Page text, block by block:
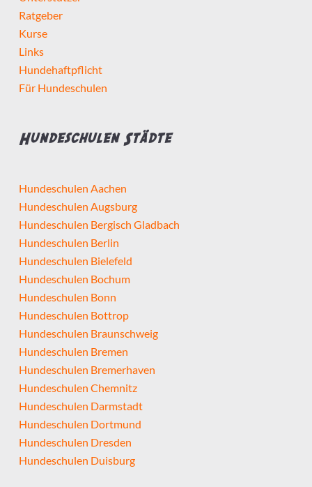
Ratgeber
Kurse
Links
Hundehaftpflicht
Für Hundeschulen
Hundeschulen Städte
Hundeschulen Aachen
Hundeschulen Augsburg
Hundeschulen Bergisch Gladbach
Hundeschulen Berlin
Hundeschulen Bielefeld
Hundeschulen Bochum
Hundeschulen Bonn
Hundeschulen Bottrop
Hundeschulen Braunschweig
Hundeschulen Bremen
Hundeschulen Bremerhaven
Hundeschulen Chemnitz
Hundeschulen Darmstadt
Hundeschulen Dortmund
Hundeschulen Dresden
Hundeschulen Duisburg